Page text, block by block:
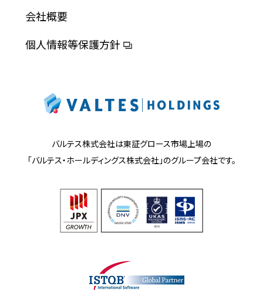
会社概要
個人情報等保護方針
バルテス株式会社は東証グロース市場上場の
「バルテス・ホールディングス株式会社」のグループ会社です。